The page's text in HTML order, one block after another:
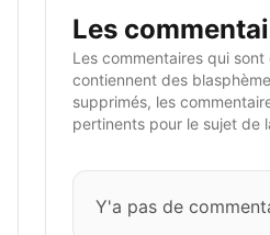
Les
Les commentaires qui
contiennent des
supprimés, les
pertinents pour le sujet de
Y'a pas de